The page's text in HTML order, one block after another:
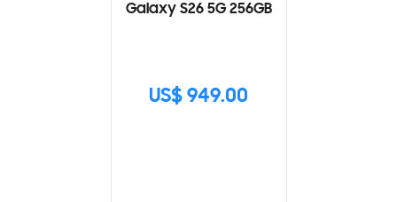
Galaxy S26 5G 256GB
US$ 949.00